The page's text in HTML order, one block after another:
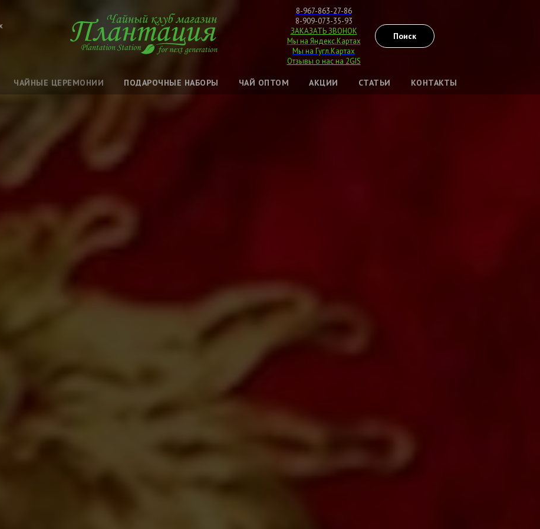
8-967-863-27-86
8-909-073-35-93
ЗАКАЗАТЬ ЗВОНОК
Мы на Яндекс.Картах
Мы на Гугл.Картах
Отзывы о нас на 2GIS
Поиск
ЧАЙНЫЕ ЦЕРЕМОНИИ ПОДАРОЧНЫЕ НАБОРЫ ЧАЙ ОПТОМ АКЦИИ СТАТЬИ КОНТАКТЫ